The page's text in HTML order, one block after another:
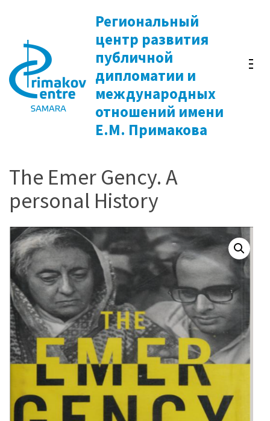
содержимому
(нажмите
Enter)
Региональный
центр развития
публичной
дипломатии и
международных
отношений имени
Е.М. Примакова
The Emer Gency. A
personal History